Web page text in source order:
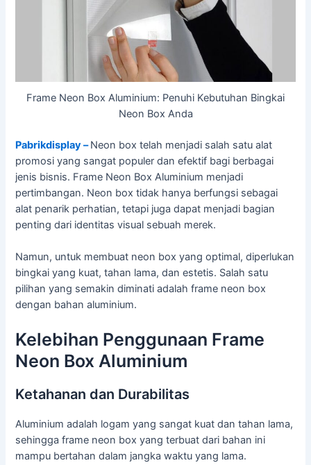
Frame Neon Box Aluminium: Penuhi Kebutuhan Bingkai
Neon Box Anda
Pabrikdisplay –Neon box telah menjadi salah satu alat
promosi yang sangat populer dan efektif bagi berbagai
jenis bisnis. Frame Neon Box Aluminium menjadi
pertimbangan. Neon box tidak hanya berfungsi sebagai
alat penarik perhatian, tetapi juga dapat menjadi bagian
penting dari identitas visual sebuah merek.
Namun, untuk membuat neon box yang optimal, diperlukan
bingkai yang kuat, tahan lama, dan estetis. Salah satu
pilihan yang semakin diminati adalah frame neon box
dengan bahan aluminium.
Kelebihan Penggunaan Frame
Neon Box Aluminium
Ketahanan dan Durabilitas
Aluminium adalah logam yang sangat kuat dan tahan lama,
sehingga frame neon box yang terbuat dari bahan ini
mampu bertahan dalam jangka waktu yang lama.